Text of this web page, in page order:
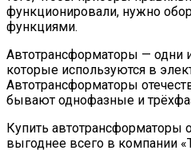
функционировали, нужно
функциями.
Автотрансформаторы — одни
которые используются в
Автотрансформаторы
бывают однофазные и
Купить автотрансформаторы
выгоднее всего в компании